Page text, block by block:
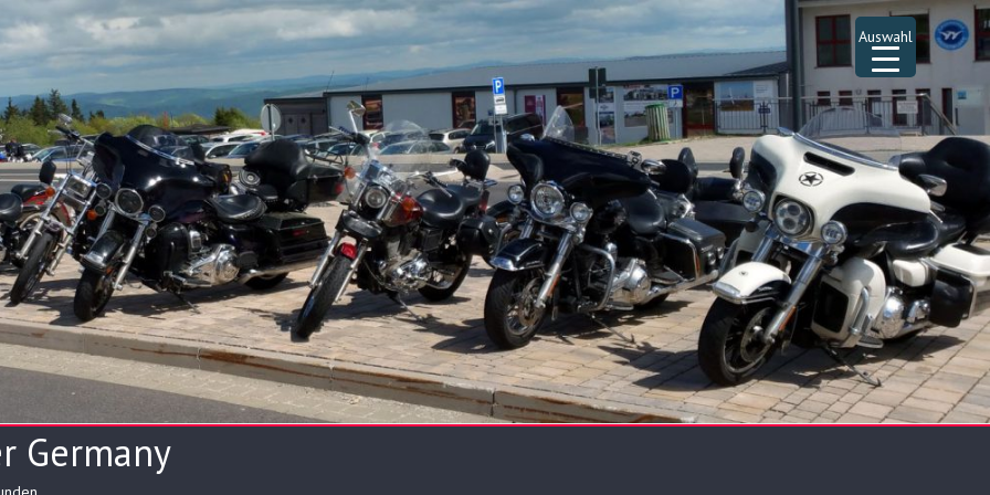
Auswahl
Germany